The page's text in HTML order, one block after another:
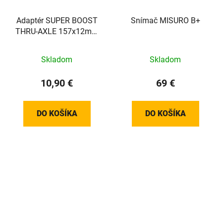
Adaptér SUPER BOOST
THRU-AXLE 157x12mm
Turno)
Skladom
10,90 €
DO KOŠÍKA
Snímač MISURO B+
Skladom
69 €
DO KOŠÍKA